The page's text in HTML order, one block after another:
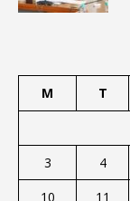
M T
3
4
10
11